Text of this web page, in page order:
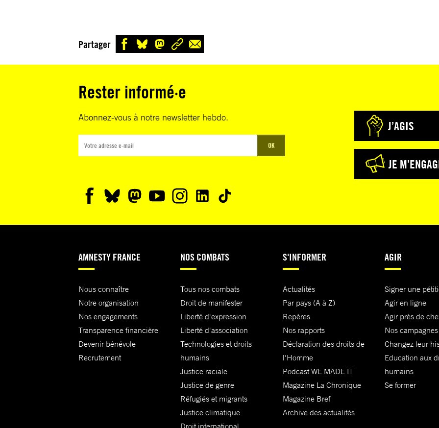
Partager
Rester informé·e
Abonnez-vous à notre newsletter hebdo.
OK
J’AGIS
JE
AMNESTY FRANCE
Nous connaître
Notre organisation
Nos engagements
Transparence financière
Devenir bénévole
Recrutement
NOS COMBATS
Tous nos combats
Droit de manifester
Liberté d'expression
Liberté d'association
Technologies et droits
humains
Justice raciale
Justice de genre
Réfugiés et migrants
Justice climatique
Droit international
S'INFORMER
Actualités
Par pays (A à Z)
Repères
Nos rapports
Déclaration des droits de
l'Homme
Podcast WE MADE IT
Magazine La Chronique
Magazine Bref
Archive des actualités
AGIR
Signer une
Agir en ligne
Agir près de
Nos campagnes
Changez leur
Education aux
humains
Se former